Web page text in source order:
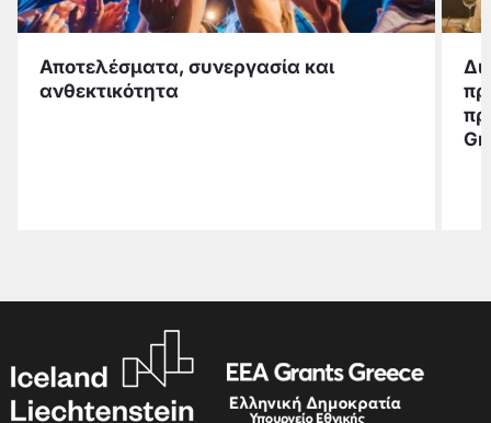
Αποτελέσματα, συνεργασία και
ανθεκτικότητα